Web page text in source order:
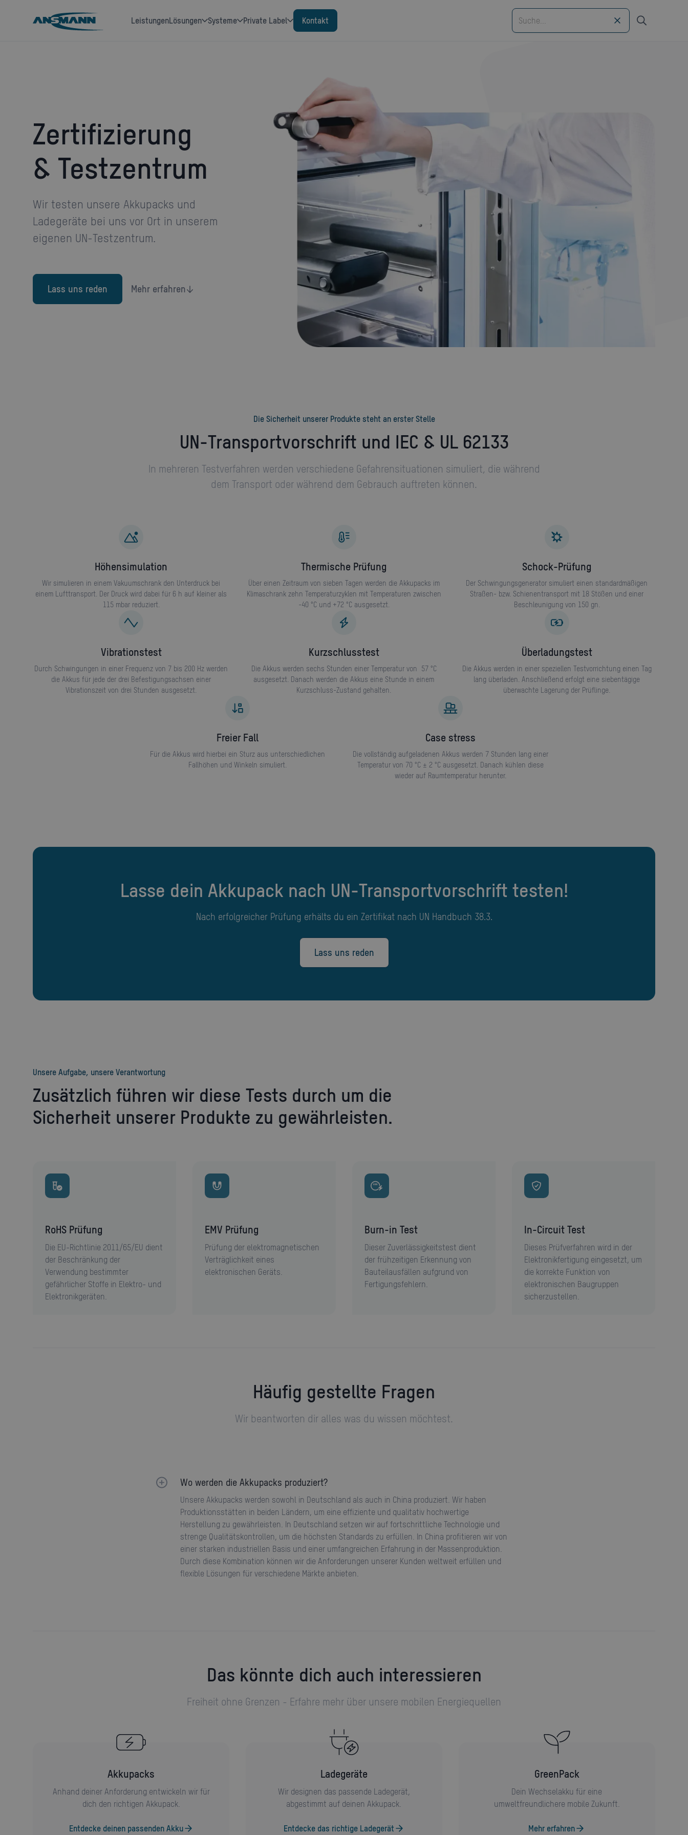
Leistungen Lösungen Systeme Private Label Kontakt
Zertifizierung
& Testzentrum
Wir testen unsere Akkupacks und
Ladegeräte bei uns vor Ort in unserem
eigenen UN-Testzentrum.
Lass uns reden Mehr erfahren
Die Sicherheit unserer Produkte steht an erster Stelle
UN-Transportvorschrift und IEC & UL 62133
In mehreren Testverfahren werden verschiedene Gefahrensituationen simuliert, die während
dem Transport oder während dem Gebrauch auftreten können.
Höhensimulation
Wir simulieren in einem Vakuumschrank den Unterdruck bei
einem Lufttransport. Der Druck wird dabei für 6 h auf kleiner als
115 mbar reduziert.
Thermische Prüfung
Über einen Zeitraum von sieben Tagen werden die Akkupacks im
Klimaschrank zehn Temperaturzyklen mit Temperaturen zwischen
-40 °C und +72 °C ausgesetzt.
Schock-Prüfung
Der Schwingungsgenerator simuliert einen standardmäßigen
Straßen- bzw. Schienentransport mit 18 Stößen und einer
Beschleunigung von 150 gn.
Vibrationstest
Durch Schwingungen in einer Frequenz von 7 bis 200 Hz werden
die Akkus für jede der drei Befestigungsachsen einer
Vibrationszeit von drei Stunden ausgesetzt.
Kurzschlusstest
Die Akkus werden sechs Stunden einer Temperatur von 57 °C
ausgesetzt. Danach werden die Akkus eine Stunde in einem
Kurzschluss-Zustand gehalten.
Überladungstest
Die Akkus werden in einer speziellen Testvorrichtung einen Tag
lang überladen. Anschließend erfolgt eine siebentägige
überwachte Lagerung der Prüflinge.
Freier Fall
Für die Akkus wird hierbei ein Sturz aus unterschiedlichen
Fallhöhen und Winkeln simuliert.
Case stress
Die vollständig aufgeladenen Akkus werden 7 Stunden lang einer
Temperatur von 70 °C ± 2 °C ausgesetzt. Danach kühlen diese
wieder auf Raumtemperatur herunter.
Lasse dein Akkupack nach UN-Transportvorschrift testen!
Nach erfolgreicher Prüfung erhälts du ein Zertifikat nach UN Handbuch 38.3.
Lass uns reden
Unsere Aufgabe, unsere Verantwortung
Zusätzlich führen wir diese Tests durch um die
Sicherheit unserer Produkte zu gewährleisten.
RoHS Prüfung
Die EU-Richtlinie 2011/65/EU dient
der Beschränkung der
Verwendung bestimmter
gefährlicher Stoffe in Elektro- und
Elektronikgeräten.
EMV Prüfung
Prüfung der elektromagnetischen
Verträglichkeit eines
elektronischen Geräts.
Burn-in Test
Dieser Zuverlässigkeitstest dient
der frühzeitigen Erkennung von
Bauteilausfällen aufgrund von
Fertigungsfehlern.
In-Circuit Test
Dieses Prüfverfahren wird in der
Elektronikfertigung eingesetzt, um
die korrekte Funktion von
elektronischen Baugruppen
sicherzustellen.
Häufig gestellte Fragen
Wir beantworten dir alles was du wissen möchtest.
Wo werden die Akkupacks produziert?
Unsere Akkupacks werden sowohl in Deutschland als auch in China produziert. Wir haben
Produktionsstätten in beiden Ländern, um eine effiziente und qualitativ hochwertige
Herstellung zu gewährleisten. In Deutschland setzen wir auf fortschrittliche Technologie und
strenge Qualitätskontrollen, um die höchsten Standards zu erfüllen. In China profitieren wir von
einer starken industriellen Basis und einer umfangreichen Erfahrung in der Massenproduktion.
Durch diese Kombination können wir die Anforderungen unserer Kunden weltweit erfüllen und
flexible Lösungen für verschiedene Märkte anbieten.
Das könnte dich auch interessieren
Freiheit ohne Grenzen - Erfahre mehr über unsere mobilen Energiequellen
Akkupacks
Anhand deiner Anforderung entwickeln wir für
dich den richtigen Akkupack.
Entdecke deinen passenden Akku
Ladegeräte
Wir designen das passende Ladegerät,
abgestimmt auf deinen Akkupack.
Entdecke das richtige Ladegerät
GreenPack
Dein Wechselakku für eine
umweltfreundlichere mobile Zukunft.
Mehr erfahren